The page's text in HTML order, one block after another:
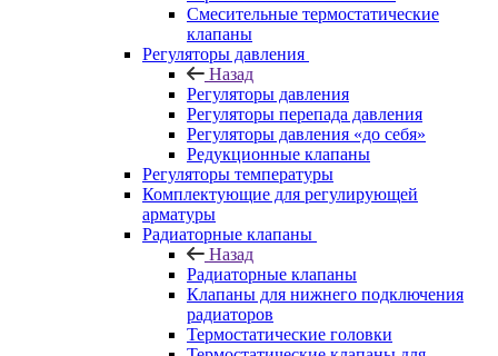
Смесительные термостатические
клапаны
Регуляторы давления
Назад
Регуляторы давления
Регуляторы перепада давления
Регуляторы давления «до себя»
Редукционные клапаны
Регуляторы температуры
Комплектующие для регулирующей
арматуры
Радиаторные клапаны
Назад
Радиаторные клапаны
Клапаны для нижнего подключения
радиаторов
Термостатические головки